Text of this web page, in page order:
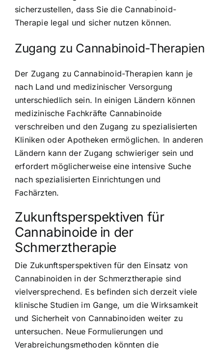
sicherzustellen, dass Sie die Cannabinoid-
Therapie legal und sicher nutzen können.
Zugang zu Cannabinoid-Therapien
Der Zugang zu Cannabinoid-Therapien kann je
nach Land und medizinischer Versorgung
unterschiedlich sein. In einigen Ländern können
medizinische Fachkräfte Cannabinoide
verschreiben und den Zugang zu spezialisierten
Kliniken oder Apotheken ermöglichen. In anderen
Ländern kann der Zugang schwieriger sein und
erfordert möglicherweise eine intensive Suche
nach spezialisierten Einrichtungen und
Fachärzten.
Zukunftsperspektiven für
Cannabinoide in der
Schmerztherapie
Die Zukunftsperspektiven für den Einsatz von
Cannabinoiden in der Schmerztherapie sind
vielversprechend. Es befinden sich derzeit viele
klinische Studien im Gange, um die Wirksamkeit
und Sicherheit von Cannabinoiden weiter zu
untersuchen. Neue Formulierungen und
Verabreichungsmethoden könnten die